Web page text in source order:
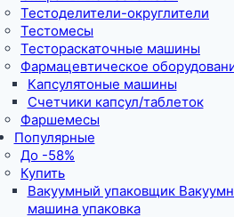
Тестоделители-округлители
Тестомесы
Тестораскаточные машины
Фармацевтическое
Капсулятоные машины
Счетчики капсул/таблеток
Фаршемесы
Популярные
До -58%
Купить
Вакуумный упаковщик
машина упаковка